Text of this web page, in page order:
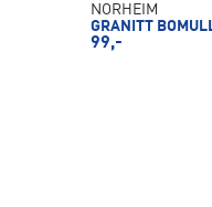
NORHEIM
GRANITT
99,-